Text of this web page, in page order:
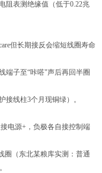
阻表测绝缘值（低于0.22兆
但长期接反会缩短线圈寿命
端子至“咔嗒"声后再回半圈
线柱3个月现铜绿）。
电源+，负极各自接控制端
圈（东北某粮库实测：普通